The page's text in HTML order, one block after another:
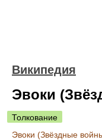
Википедия
Эвоки
Толкование
Эвоки (Звёздные